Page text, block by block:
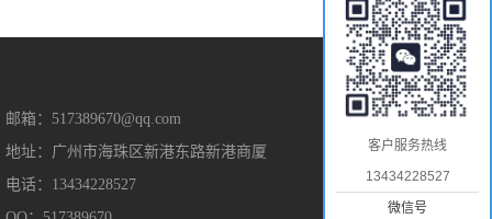
邮箱：517389670@qq.com
地址：广州市海珠区新港东路新港商厦
电话：13434228527
售后保障
售后服务
隐私保护
客户服务热线
13434228527
微信号